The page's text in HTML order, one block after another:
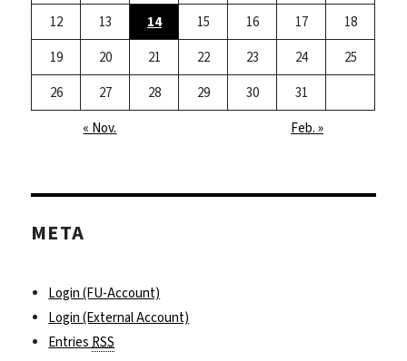
12
13 14 15 16 17
18
19
20 21 22 23 24
25
26
27 28 29 30
31
« Nov.
Feb. »
META
Login (FU-Account)
Login (External Account)
Entries RSS